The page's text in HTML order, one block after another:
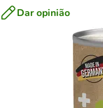
Dar opinião